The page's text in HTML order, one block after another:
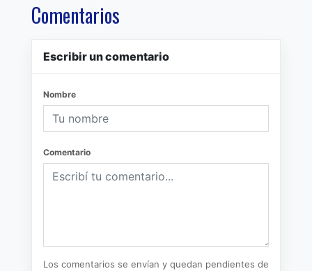
Comentarios
Escribir un comentario
Nombre
Comentario
Los comentarios se envían y quedan pendientes de